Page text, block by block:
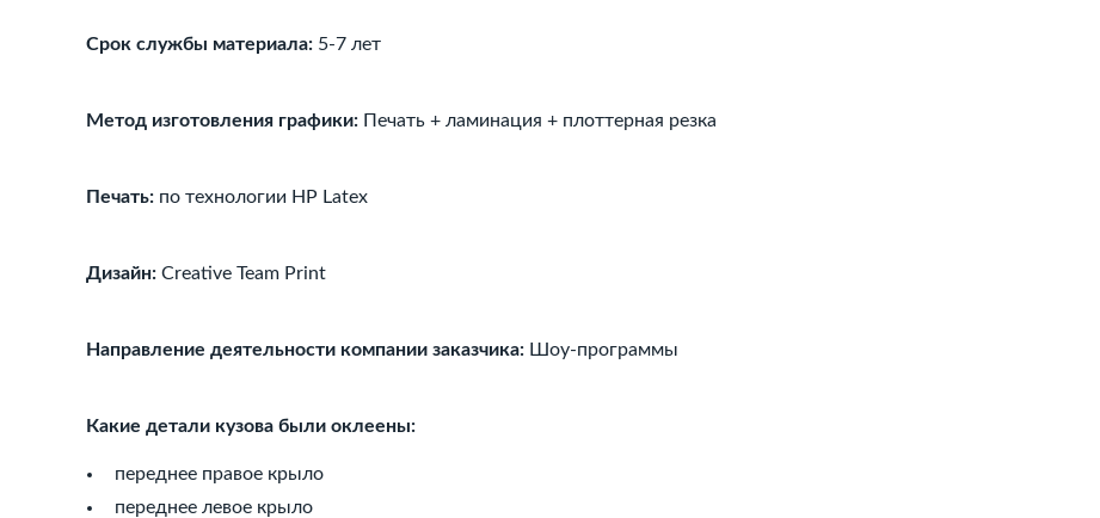
Срок службы материала: 5-7 лет
Метод изготовления графики: Печать + ламинация + плоттерная резка
Печать: по технологии HP Latex
Дизайн: Creative Team Print
Направление деятельности компании заказчика: Шоу-программы
Какие детали кузова были оклеены:
переднее правое крыло
переднее левое крыло